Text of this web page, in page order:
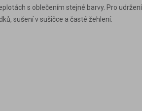
s oblečením stejné barvy. Pro
sušení v sušičce a časté žehlení.